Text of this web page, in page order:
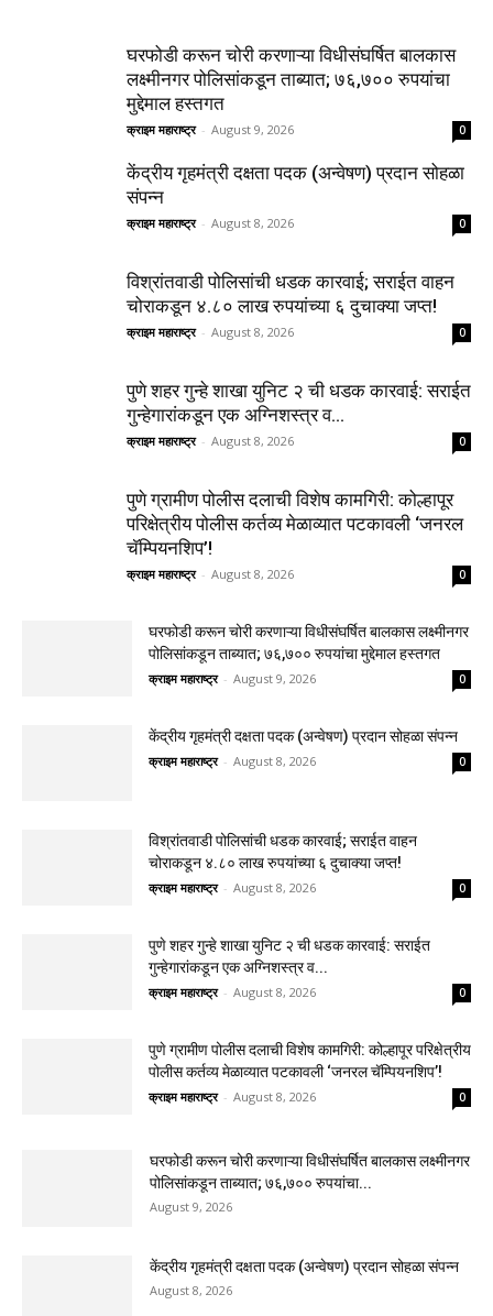
घरफोडी करून चोरी करणाऱ्या विधीसंघर्षित बालकास
लक्ष्मीनगर पोलिसांकडून ताब्यात; ७६,७०० रुपयांचा
मुद्देमाल हस्तगत
क्राइम महाराष्ट्र - August 9, 2026 0
केंद्रीय गृहमंत्री दक्षता पदक (अन्वेषण) प्रदान सोहळा
संपन्न
क्राइम महाराष्ट्र - August 8, 2026 0
विश्रांतवाडी पोलिसांची धडक कारवाई; सराईत वाहन
चोराकडून ४.८० लाख रुपयांच्या ६ दुचाक्या जप्त!
क्राइम महाराष्ट्र - August 8, 2026 0
पुणे शहर गुन्हे शाखा युनिट २ ची धडक कारवाई: सराईत
गुन्हेगारांकडून एक अग्निशस्त्र व...
क्राइम महाराष्ट्र - August 8, 2026 0
पुणे ग्रामीण पोलीस दलाची विशेष कामगिरी: कोल्हापूर
परिक्षेत्रीय पोलीस कर्तव्य मेळाव्यात पटकावली ‘जनरल
चॅम्पियनशिप’!
क्राइम महाराष्ट्र - August 8, 2026 0
घरफोडी करून चोरी करणाऱ्या विधीसंघर्षित बालकास लक्ष्मीनगर
पोलिसांकडून ताब्यात; ७६,७०० रुपयांचा मुद्देमाल हस्तगत
क्राइम महाराष्ट्र - August 9, 2026 0
केंद्रीय गृहमंत्री दक्षता पदक (अन्वेषण) प्रदान सोहळा संपन्न
क्राइम महाराष्ट्र - August 8, 2026 0
विश्रांतवाडी पोलिसांची धडक कारवाई; सराईत वाहन
चोराकडून ४.८० लाख रुपयांच्या ६ दुचाक्या जप्त!
क्राइम महाराष्ट्र - August 8, 2026 0
पुणे शहर गुन्हे शाखा युनिट २ ची धडक कारवाई: सराईत
गुन्हेगारांकडून एक अग्निशस्त्र व...
क्राइम महाराष्ट्र - August 8, 2026 0
पुणे ग्रामीण पोलीस दलाची विशेष कामगिरी: कोल्हापूर परिक्षेत्रीय
पोलीस कर्तव्य मेळाव्यात पटकावली ‘जनरल चॅम्पियनशिप’!
क्राइम महाराष्ट्र - August 8, 2026 0
घरफोडी करून चोरी करणाऱ्या विधीसंघर्षित बालकास लक्ष्मीनगर
पोलिसांकडून ताब्यात; ७६,७०० रुपयांचा...
August 9, 2026
केंद्रीय गृहमंत्री दक्षता पदक (अन्वेषण) प्रदान सोहळा संपन्न
August 8, 2026